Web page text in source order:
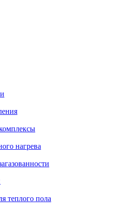
нагрева
теплого пола